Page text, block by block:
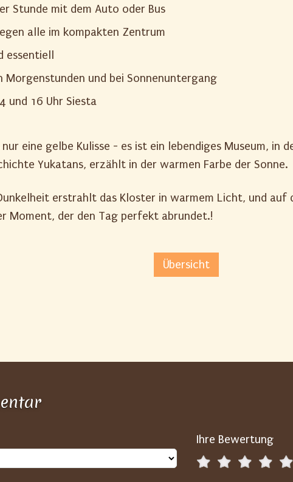
Stunde mit dem Auto oder Bus
alle im kompakten Zentrum
und bei Sonnenuntergang
und 16 Uhr Siesta
eine gelbe Kulisse - es ist ein lebendiges Museum, in
Yukatans, erzählt in der warmen Farbe der Sonne.
erstrahlt das Kloster in warmem Licht, und
Moment, der den Tag perfekt abrundet.!
Übersicht
Ihre Bewertung